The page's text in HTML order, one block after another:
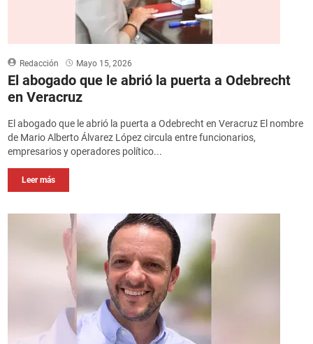
Redacción Mayo 15, 2026
El abogado que le abrió la puerta a Odebrecht
en Veracruz
El abogado que le abrió la puerta a Odebrecht en Veracruz El nombre
de Mario Alberto Álvarez López circula entre funcionarios,
empresarios y operadores político...
Leer más